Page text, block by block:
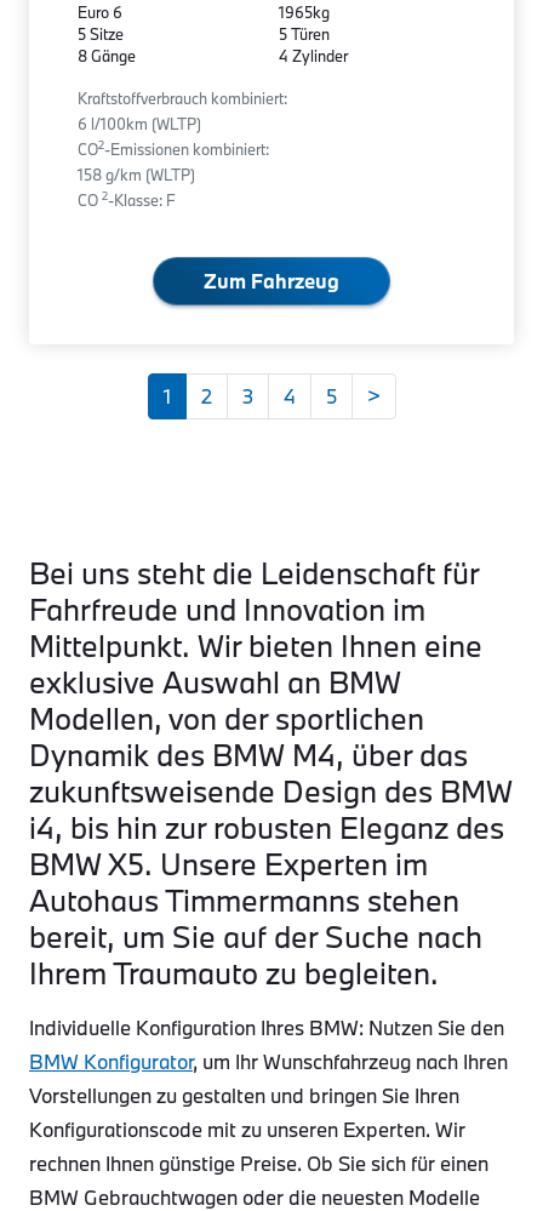
Euro 6
5 Sitze
8 Gänge
1965kg
5 Türen
4 Zylinder
Kraftstoffverbrauch kombiniert:
6 l/100km (WLTP)
CO2-Emissionen kombiniert:
158 g/km (WLTP)
CO 2-Klasse: F
Zum Fahrzeug
1 2 3 4 5 >
Bei uns steht die Leidenschaft für
Fahrfreude und Innovation im
Mittelpunkt. Wir bieten Ihnen eine
exklusive Auswahl an BMW
Modellen, von der sportlichen
Dynamik des BMW M4, über das
zukunftsweisende Design des BMW
i4, bis hin zur robusten Eleganz des
BMW X5. Unsere Experten im
Autohaus Timmermanns stehen
bereit, um Sie auf der Suche nach
Ihrem Traumauto zu begleiten.
Individuelle Konfiguration Ihres BMW: Nutzen Sie den
BMW Konfigurator, um Ihr Wunschfahrzeug nach Ihren
Vorstellungen zu gestalten und bringen Sie Ihren
Konfigurationscode mit zu unseren Experten. Wir
rechnen Ihnen günstige Preise. Ob Sie sich für einen
BMW Gebrauchtwagen oder die neuesten Modelle